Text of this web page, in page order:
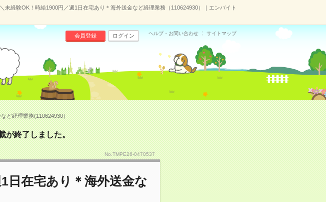
＼未経験OK！時給1900円／週1日在宅あり＊海外送金など経理業務（110624930）｜エンバイト
会員登録 ログイン ヘルプ・お問い合わせ サイトマップ
ど経理業務(110624930）
が終了しました。
No.TMPE26-0470537
日在宅あり＊海外送金な